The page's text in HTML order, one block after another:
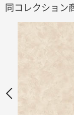
同コレクション